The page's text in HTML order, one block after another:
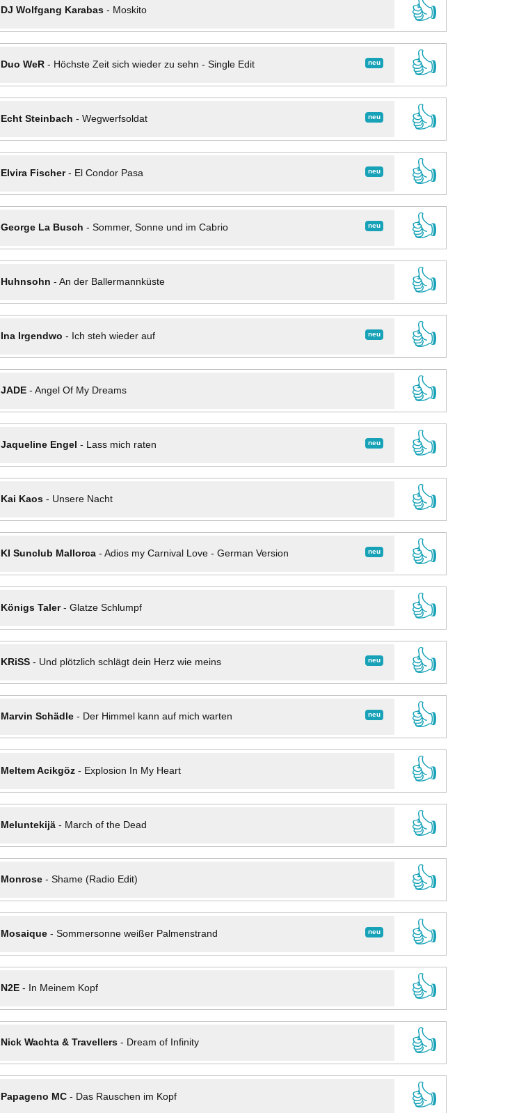
DJ Wolfgang Karabas- Moskito
👍
neu
Duo WeR- Höchste Zeit sich wieder zu sehn - Single Edit
👍
neu
Echt Steinbach - Wegwerfsoldat
👍
neu
Elvira Fischer- El Condor Pasa
👍
neu
George La Busch - Sommer, Sonne und im Cabrio
👍
Huhnsohn - An der Ballermannküste
👍
neu
Ina Irgendwo - Ich steh wieder auf
👍
JADE- Angel Of My Dreams
👍
neu
Jaqueline Engel - Lass mich raten
👍
Kai Kaos- Unsere Nacht
👍
neu
KI Sunclub Mallorca- Adios my Carnival Love - German Version
👍
Königs Taler- Glatze Schlumpf
👍
neu
KRiSS- Und plötzlich schlägt dein Herz wie meins
👍
neu
Marvin Schädle- Der Himmel kann auf mich warten
👍
Meltem Acikgöz- Explosion In My Heart
👍
Meluntekijä- March of the Dead
👍
Monrose- Shame (Radio Edit)
👍
neu
Mosaique- Sommersonne weißer Palmenstrand
👍
N2E- In Meinem Kopf
👍
Nick Wachta & Travellers- Dream of Infinity
👍
Papageno MC- Das Rauschen im Kopf
👍